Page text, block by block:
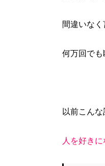
間違いなく
何万回でも
以前こんな
人を好き